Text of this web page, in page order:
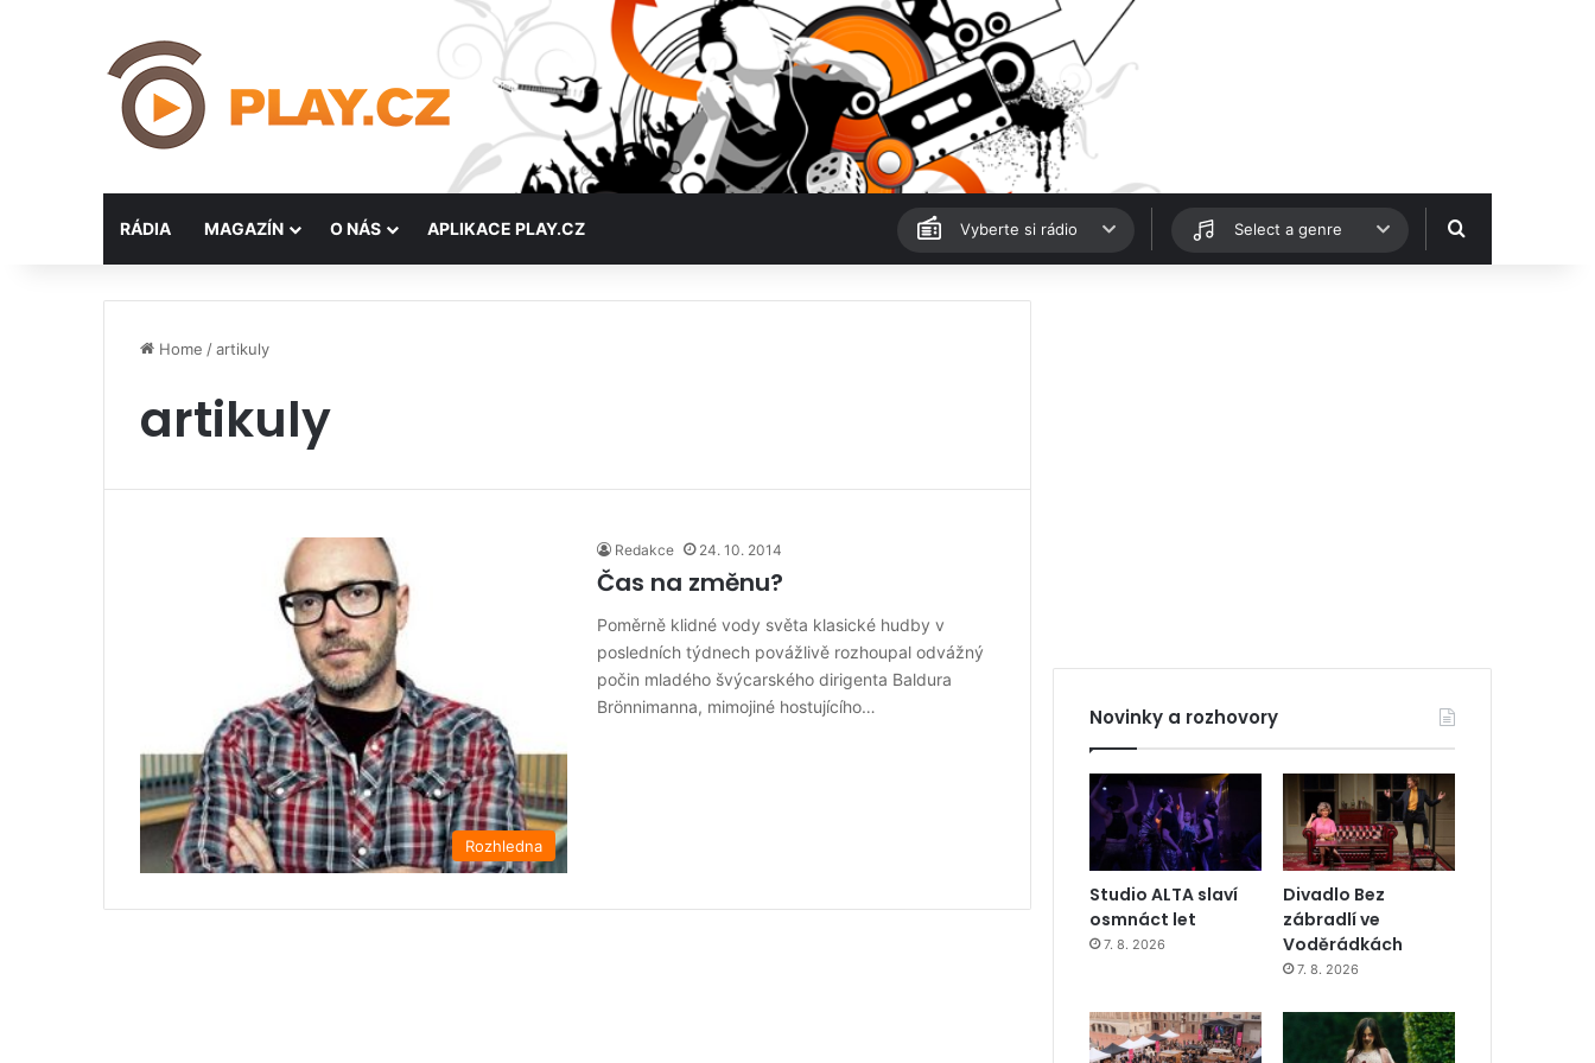
RÁDIA MAGAZÍN O NÁS APLIKACE PLAY.CZ Vyberte si rádio Select a genre Hledat
Home /artikuly
artikuly
Rozhledna
Redakce 24. 10. 2014
Čas na změnu?
Poměrně klidné vody světa klasické hudby v
posledních týdnech povážlivě rozhoupal odvážný
počin mladého švýcarského dirigenta Baldura
Brönnimanna, mimojiné hostujícího…
Novinky a rozhovory
Studio ALTA slaví
osmnáct let
7. 8. 2026
Divadlo Bez
zábradlí ve
Voděrádkách
7. 8. 2026